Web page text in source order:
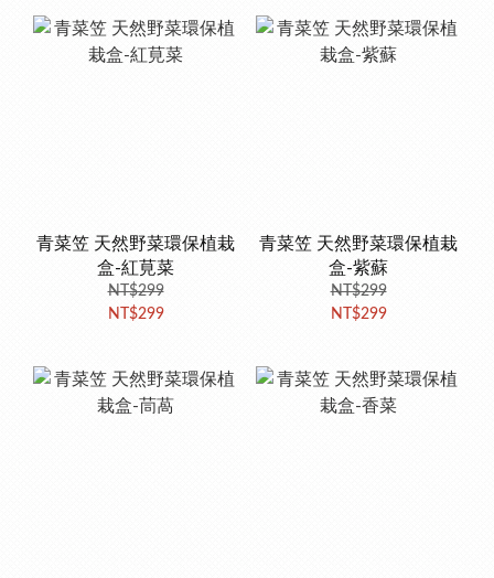
青菜笠 天然野菜環保植栽
盒-紅莧菜
NT$299
NT$299
青菜笠 天然野菜環保植栽
盒-紫蘇
NT$299
NT$299